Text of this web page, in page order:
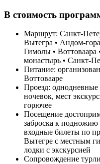
В стоимость
Маршрут: Санкт-
Вытегра • Андом-
Гимолы • Воттоваара
монастырь • Санкт-
Питание:
Воттовааре
Проезд:
ночевок, мест
горючее
Посещение
заброска к подножию
входные билеты по
Вытегре с местным
лодки с экскурсией
Сопровождение